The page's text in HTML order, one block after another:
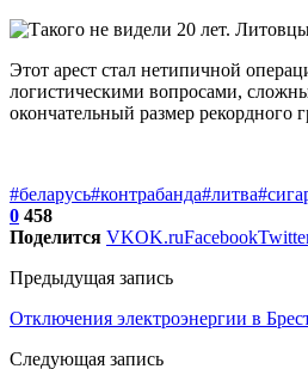
Этот арест стал нетипичной
логистическими вопросами,
окончательный размер рекордного
#беларусь#контрабанда#литва
0 458
Поделится VKOK.ruFacebook
Предыдущая запись
Отключения электроэнергии в
Следующая запись